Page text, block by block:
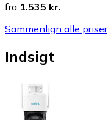
fra 1.535 kr.
Sammenlign alle priser
Indsigt